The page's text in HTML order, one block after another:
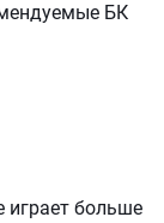
БК
играет больше